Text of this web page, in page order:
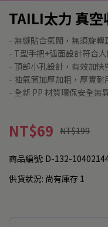
TAILI太力 真
- 無縫貼合氣閥，無須旋轉
- T型手把+弧面設計符合
- 頂部小孔設計，有效加快
- 抽氣筒加厚加粗，厚實耐
- 全新 PP 材質環保安全無
NT$69 NT$199
商品編號: D-132-
供貨狀況: 尚有庫存 1